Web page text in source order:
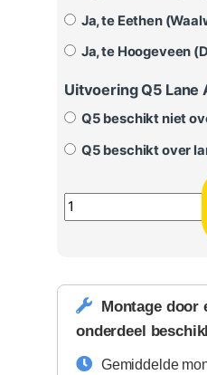
Ja, te Eethen
Ja, te Hoogeveen
Uitvoering Q5 Lane
Q5 beschikt niet
Q5 beschikt over
Cruisecontrol Audi
Montage door
onderdeel
Gemiddelde